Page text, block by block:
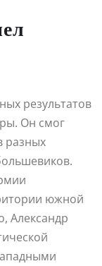
результатов
Он смог
разных
южной
Александр